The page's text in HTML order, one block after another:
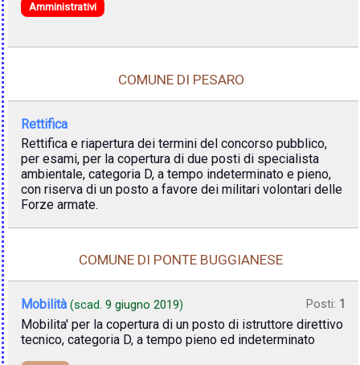
Amministrativi
COMUNE DI PESARO
Rettifica
Rettifica e riapertura dei termini del concorso pubblico,
per esami, per la copertura di due posti di specialista
ambientale, categoria D, a tempo indeterminato e pieno,
con riserva di un posto a favore dei militari volontari delle
Forze armate.
COMUNE DI PONTE BUGGIANESE
Mobilità (scad. 9 giugno 2019) Posti: 1
Mobilita' per la copertura di un posto di istruttore direttivo
tecnico, categoria D, a tempo pieno ed indeterminato